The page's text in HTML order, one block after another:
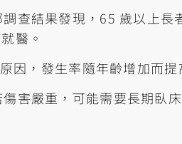
查結果發現，65 歲以上長
醫。
因，發生率隨年齡增加而提
害嚴重，可能需要長期臥